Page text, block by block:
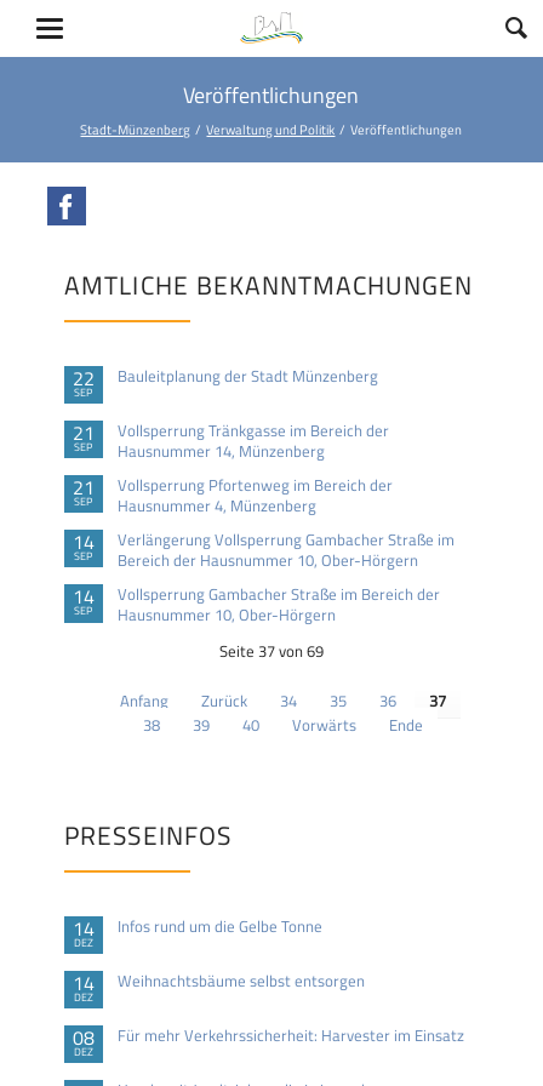
Veröffentlichungen
Stadt-Münzenberg Verwaltung und Politik Veröffentlichungen
AMTLICHE BEKANNTMACHUNGEN
22
SEP
Bauleitplanung der Stadt Münzenberg
21
SEP
Vollsperrung Tränkgasse im Bereich der
Hausnummer 14, Münzenberg
21
SEP
Vollsperrung Pfortenweg im Bereich der
Hausnummer 4, Münzenberg
14
SEP
Verlängerung Vollsperrung Gambacher Straße im
Bereich der Hausnummer 10, Ober-Hörgern
14
SEP
Vollsperrung Gambacher Straße im Bereich der
Hausnummer 10, Ober-Hörgern
Seite 37 von 69
Anfang Zurück 34 35 36
37
38
39 40 Vorwärts Ende
PRESSEINFOS
14
DEZ
Infos rund um die Gelbe Tonne
14
DEZ
Weihnachtsbäume selbst entsorgen
08
DEZ
Für mehr Verkehrssicherheit: Harvester im Einsatz